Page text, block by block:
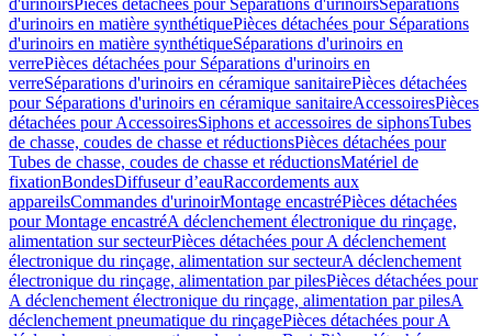
d'urinoirsPièces détachées pour Séparations d'urinoirsSéparations
d'urinoirs en matière synthétiquePièces détachées pour Séparations
d'urinoirs en matière synthétiqueSéparations d'urinoirs en
verrePièces détachées pour Séparations d'urinoirs en
verreSéparations d'urinoirs en céramique sanitairePièces détachées
pour Séparations d'urinoirs en céramique sanitaireAccessoiresPièces
détachées pour AccessoiresSiphons et accessoires de siphonsTubes
de chasse, coudes de chasse et réductionsPièces détachées pour
Tubes de chasse, coudes de chasse et réductionsMatériel de
fixationBondesDiffuseur d’eauRaccordements aux
appareilsCommandes d'urinoirMontage encastréPièces détachées
pour Montage encastréA déclenchement électronique du rinçage,
alimentation sur secteurPièces détachées pour A déclenchement
électronique du rinçage, alimentation sur secteurA déclenchement
électronique du rinçage, alimentation par pilesPièces détachées pour
A déclenchement électronique du rinçage, alimentation par pilesA
déclenchement pneumatique du rinçagePièces détachées pour A